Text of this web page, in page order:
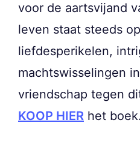
voor de aartsvijand
leven staat steeds
liefdesperikelen,
machtswisselingen
vriendschap tegen
KOOP HIER het boek.